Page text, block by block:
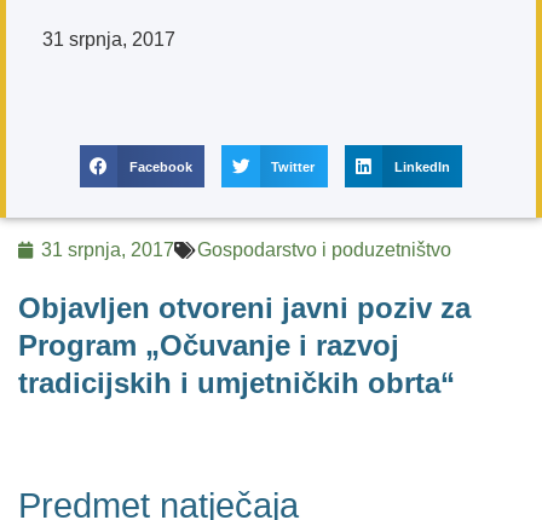
31 srpnja, 2017
Facebook Twitter LinkedIn
31 srpnja, 2017 Gospodarstvo i poduzetništvo
Objavljen otvoreni javni poziv za
Program „Očuvanje i razvoj
tradicijskih i umjetničkih obrta“
Predmet natječaja